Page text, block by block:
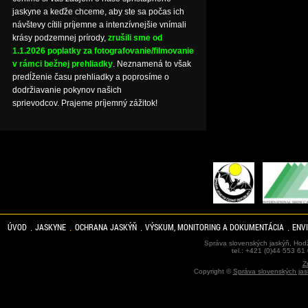
jaskyne a keďže chceme, aby ste sa počas ich
návštevy cítili príjemne a intenzívnejšie vnímali
krásy podzemnej prírody, zrušili sme od
1.1.2026 poplatky za fotografovanie/filmovanie
v rámci bežnej prehliadky. Neznamená to však
predĺženie času prehliadky a poprosíme o
dodržiavanie pokynov našich
sprievodcov. Prajeme príjemný zážitok!
ÚVOD JASKYNE OCHRANA JASKÝŇ VÝSKUM, MONITORING A DOKUMENTÁCIA
Správa slovenských jaskýň,
tel.: +421 (0)44 553
Copyright ©Správa slovenských